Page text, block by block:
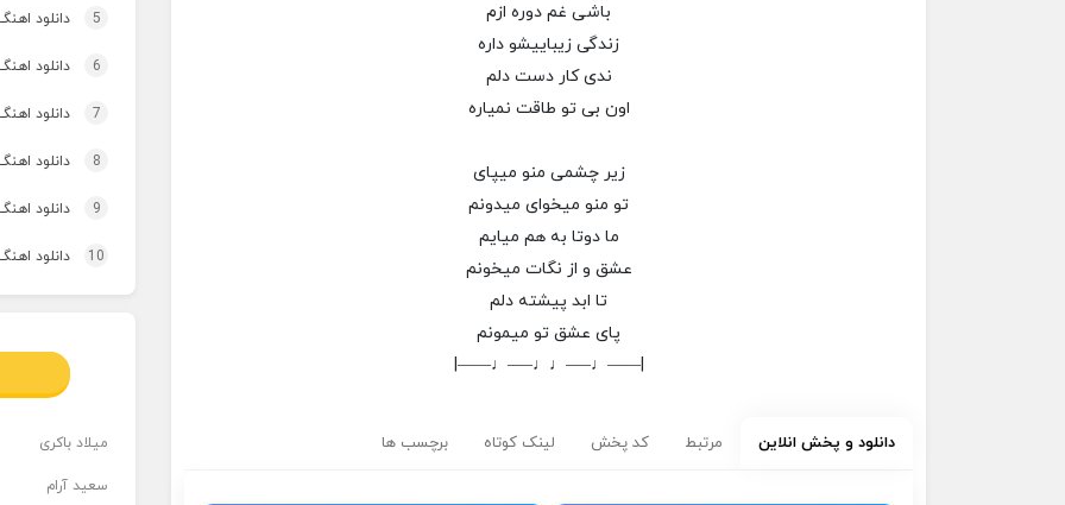
باشی غم دوره ازم
زندگی زیباییشو داره
ندی کار دست دلم
اون بی تو طاقت نمیاره
زیر چشمی منو میپای
تو منو میخوای میدونم
ما دوتا به هم میایم
عشق و از نگات میخونم
تا ابد پیشته دلم
پای عشق تو میمونم
|——♩—–♩♩—–♩——|
دانلود و پخش انلاین مرتبط کد پخش لینک کوتاه برچسب ها
5 دانلود
6 دانلود
7 دانلود
8 دانلود
9 دانلود
10 دانلود
میلاد باکری
سعید آرام